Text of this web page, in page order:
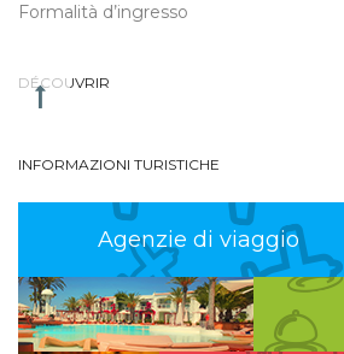
Formalità d’ingresso
DÉCOUVRIR
INFORMAZIONI TURISTICHE
Agenzie di viaggio